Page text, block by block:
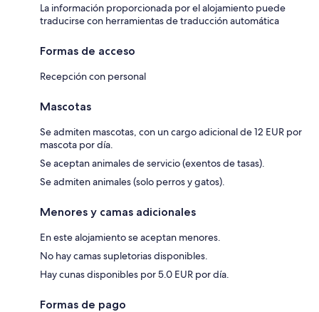
La información proporcionada por el alojamiento puede
traducirse con herramientas de traducción automática
Formas de acceso
Recepción con personal
Mascotas
Se admiten mascotas, con un cargo adicional de 12 EUR por
mascota por día.
Se aceptan animales de servicio (exentos de tasas).
Se admiten animales (solo perros y gatos).
Menores y camas adicionales
En este alojamiento se aceptan menores.
No hay camas supletorias disponibles.
Hay cunas disponibles por 5.0 EUR por día.
Formas de pago